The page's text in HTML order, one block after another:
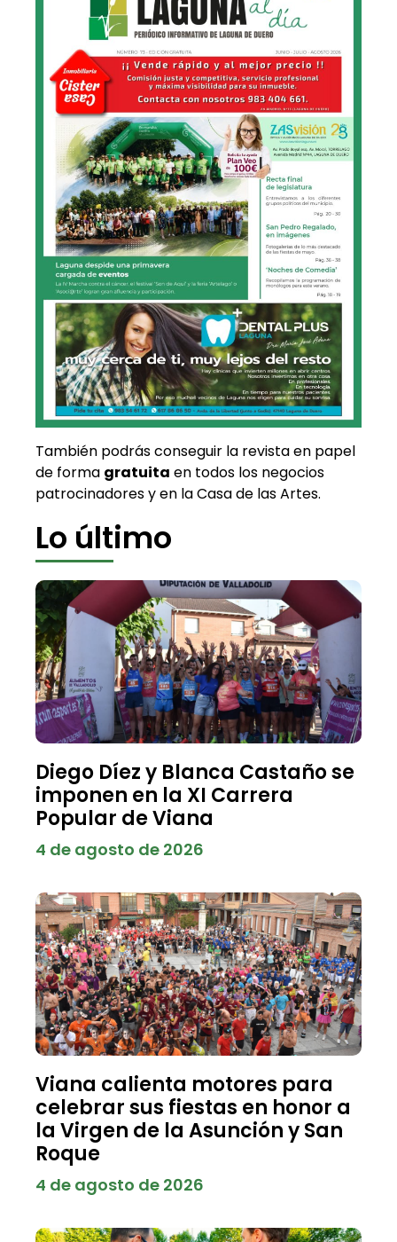
También podrás conseguir la revista en papel
de forma gratuita en todos los negocios
patrocinadores y en la Casa de las Artes.
Lo último
Diego Díez y Blanca Castaño se
imponen en la XI Carrera
Popular de Viana
4 de agosto de 2026
Viana calienta motores para
celebrar sus fiestas en honor a
la Virgen de la Asunción y San
Roque
4 de agosto de 2026